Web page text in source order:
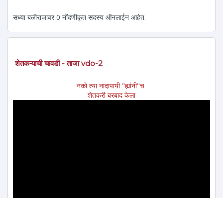
सध्या बळीराजावर 0 नोंदणीकृत सदस्य ऑनलाईन आहेत.
शेतकऱ्याची चावडी - ताजा vdo-2
नको त्या नादापायी "ह्यांनी"च
शेतकरी बरबाद केला